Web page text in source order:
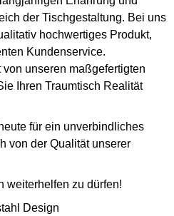
der Tischgestaltung. Bei uns
hochwertiges Produkt,
Kundenservice.
unseren maßgefertigten
Ihren Traumtisch Realität
für ein unverbindliches
von der Qualität unserer
weiterhelfen zu dürfen!
Design